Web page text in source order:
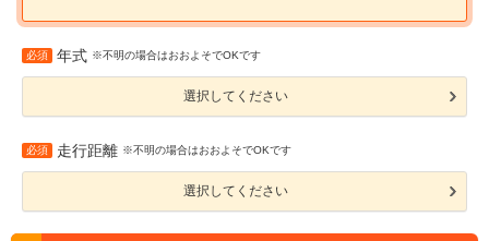
必須 年式 ※不明の場合はおおよそでOKです
選択してください
必須 走行距離 ※不明の場合はおおよそでOKです
選択してください